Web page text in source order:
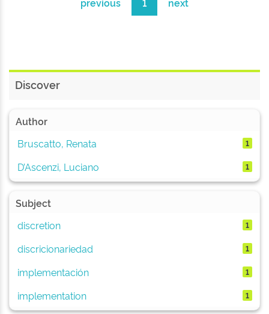
Discover
Author
Bruscatto, Renata
1
D’Ascenzi, Luciano 1
Subject
discretion
1
discricionariedad 1
implementación 1
implementation 1